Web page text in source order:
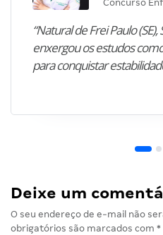
Concurso
“Natural de Frei Paulo
enxergou os estudos
para conquistar
Deixe um
O seu endereço de e-mail não
obrigatórios são marcados com *